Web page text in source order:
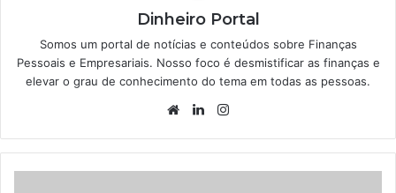
Dinheiro Portal
Somos um portal de notícias e conteúdos sobre Finanças
Pessoais e Empresariais. Nosso foco é desmistificar as finanças e
elevar o grau de conhecimento do tema em todas as pessoas.
WebsiteLinkedin